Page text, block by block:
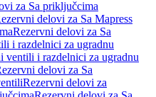
za Sa priključcima
delovi za Sa Mapress
Rezervni delovi za Sa
i razdelnici za ugradnu
ventili i razdelnici za ugradnu
delovi za Sa
Rezervni delovi za